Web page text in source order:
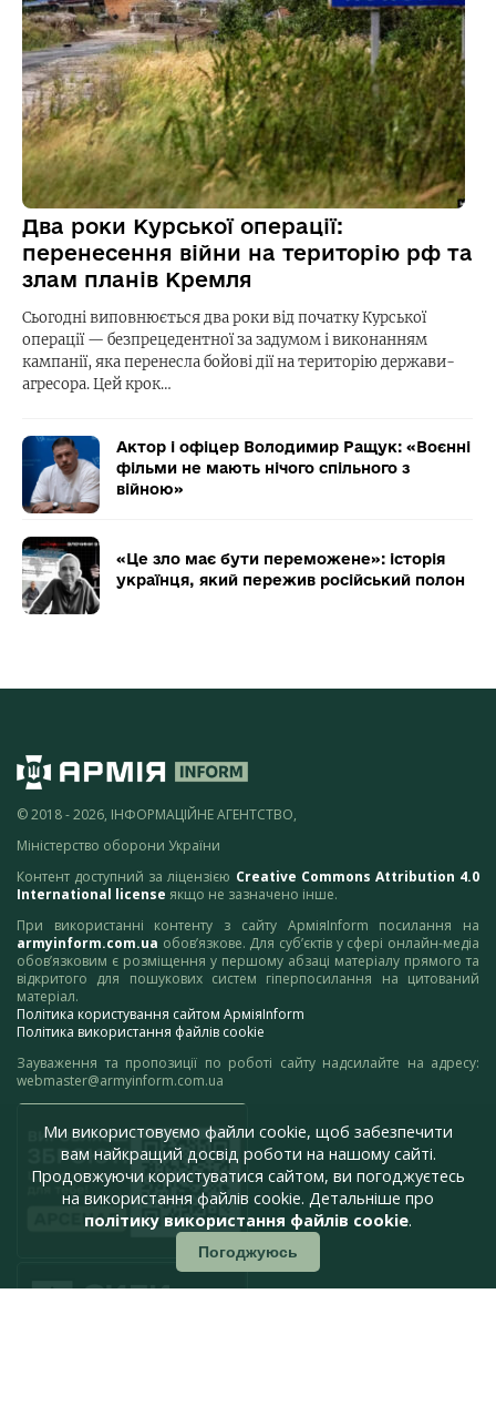
Два роки Курської операції:
перенесення війни на територію рф та
злам планів Кремля
Сьогодні виповнюється два роки від початку Курської
операції — безпрецедентної за задумом і виконанням
кампанії, яка перенесла бойові дії на територію держави-
агресора. Цей крок…
Актор і офіцер Володимир Ращук: «Воєнні
фільми не мають нічого спільного з
війною»
«Це зло має бути переможене»: історія
українця, який пережив російський полон
© 2018 - 2026, ІНФОРМАЦІЙНЕ АГЕНТСТВО,
Міністерство оборони України
Контент доступний за ліцензією Creative Commons Attribution 4.0
International license якщо не зазначено інше.
При використанні контенту з сайту АрміяInform посилання на
armyinform.com.ua обов’язкове. Для суб’єктів у сфері онлайн-медіа
обов’язковим є розміщення у першому абзаці матеріалу прямого та
відкритого для пошукових систем гіперпосилання на цитований
матеріал.
Політика користування сайтом АрміяInform
Політика використання файлів cookie
Зауваження та пропозиції по роботі сайту надсилайте на адресу:
webmaster@armyinform.com.ua
Ми використовуємо файли cookie, щоб забезпечити
вам найкращий досвід роботи на нашому сайті.
Продовжуючи користуватися сайтом, ви погоджуєтесь
на використання файлів cookie. Детальніше про
політику використання файлів cookie.
Погоджуюсь